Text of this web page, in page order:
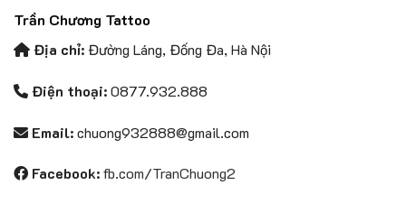
Các
tùy
có
được
trên
Trần Chương Tattoo
Địa chỉ: Đường Láng, Đống Đa, Hà Nội
Điện thoại:0877.932.888
Email:chuong932888@gmail.com
Facebook:fb.com/TranChuong2